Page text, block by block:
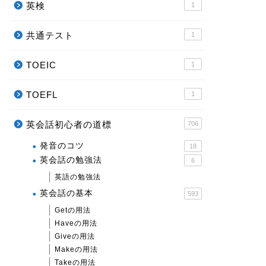
英検 1
共通テスト 1
TOEIC 1
TOEFL 1
英会話初心者の道標 706
発音のコツ 18
英会話の勉強法 6
英語の勉強法
英会話の基本 593
Getの用法
Haveの用法
Giveの用法
Makeの用法
Takeの用法